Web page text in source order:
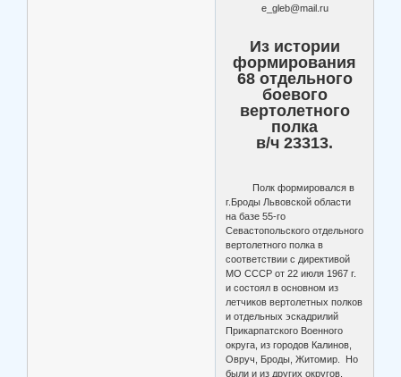
e_gleb@mail.ru
Из истории
формирования
68 отдельного
боевого
вертолетного
полка
в/ч 23313.
Полк формировался в
г.Броды Львовской области
на базе 55-го
Севастопольского отдельного
вертолетного полка в
соответствии с директивой
МО СССР от 22 июля 1967 г.
и состоял в основном из
летчиков вертолетных полков
и отдельных эскадрилий
Прикарпатского Военного
округа, из городов Калинов,
Овруч, Броды, Житомир. Но
были и из других округов.